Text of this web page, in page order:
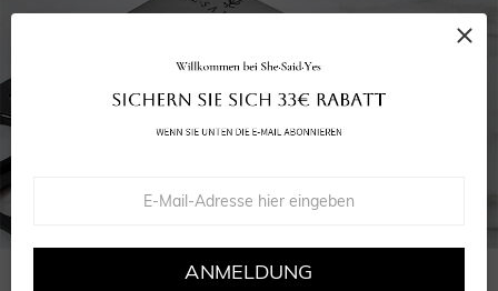
ANMELDUNG